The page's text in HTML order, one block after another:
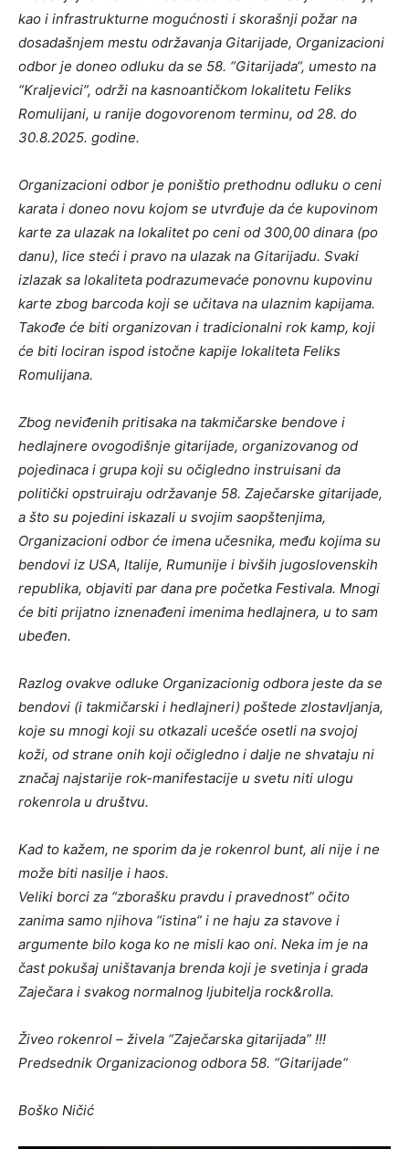
kao i infrastrukturne mogućnosti i skorašnji požar na
dosadašnjem mestu održavanja Gitarijade, Organizacioni
odbor je doneo odluku da se 58. “Gitarijada“, umesto na
“Kraljevici”, održi na kasnoantičkom lokalitetu Feliks
Romulijani, u ranije dogovorenom terminu, od 28. do
30.8.2025. godine.
Organizacioni odbor je poništio prethodnu odluku o ceni
karata i doneo novu kojom se utvrđuje da će kupovinom
karte za ulazak na lokalitet po ceni od 300,00 dinara (po
danu), lice steći i pravo na ulazak na Gitarijadu. Svaki
izlazak sa lokaliteta podrazumevaće ponovnu kupovinu
karte zbog barcoda koji se učitava na ulaznim kapijama.
Takođe će biti organizovan i tradicionalni rok kamp, koji
će biti lociran ispod istočne kapije lokaliteta Feliks
Romulijana.
Zbog neviđenih pritisaka na takmičarske bendove i
hedlajnere ovogodišnje gitarijade, organizovanog od
pojedinaca i grupa koji su očigledno instruisani da
politički opstruiraju održavanje 58. Zaječarske gitarijade,
a što su pojedini iskazali u svojim saopštenjima,
Organizacioni odbor će imena učesnika, među kojima su
bendovi iz USA, Italije, Rumunije i bivših jugoslovenskih
republika, objaviti par dana pre početka Festivala. Mnogi
će biti prijatno iznenađeni imenima hedlajnera, u to sam
ubeđen.
Razlog ovakve odluke Organizacionig odbora jeste da se
bendovi (i takmičarski i hedlajneri) poštede zlostavljanja,
koje su mnogi koji su otkazali ucešće osetli na svojoj
koži, od strane onih koji očigledno i dalje ne shvataju ni
značaj najstarije rok-manifestacije u svetu niti ulogu
rokenrola u društvu.
Kad to kažem, ne sporim da je rokenrol bunt, ali nije i ne
može biti nasilje i haos.
Veliki borci za “zborašku pravdu i pravednost” očito
zanima samo njihova “istina” i ne haju za stavove i
argumente bilo koga ko ne misli kao oni. Neka im je na
čast pokušaj uništavanja brenda koji je svetinja i grada
Zaječara i svakog normalnog ljubitelja rock&rolla.
Živeo rokenrol – živela “Zaječarska gitarijada” !!!
Predsednik Organizacionog odbora 58. “Gitarijade“
Boško Ničić